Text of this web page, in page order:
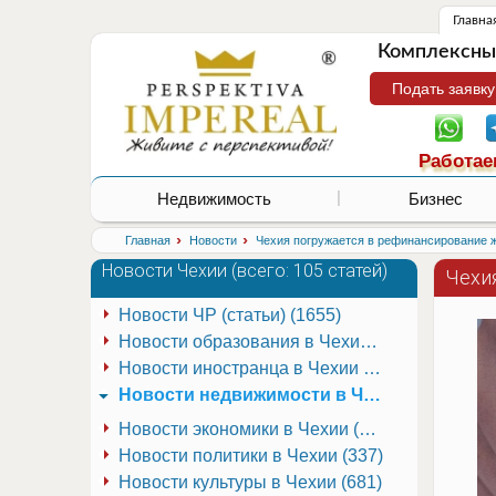
Подать
Недвижимость Бизнес
Главная › Новости › Чехия погружается в рефинансирование
Новости Чехии (всего: 105 статей)
Новости иностранца в Чехии (223)
Новости культуры в Чехии (681)
Новости недвижимости в Чехии (337)
Новости образования в Чехии (251)
Новости политики в Чехии (337)
Новости ЧР (статьи) (1655)
Новости экономики в Чехии (941)